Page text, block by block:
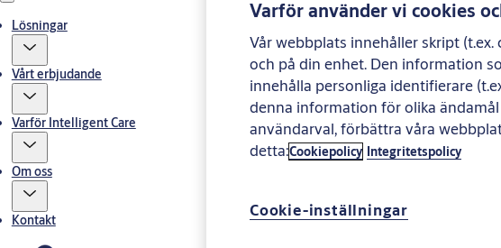
Menu
Lösningar
Vårt erbjudande
Varför Intelligent Care
Om oss
Kontakt
Varför använder vi cookies
Vår webbplats innehåller skript
och på din enhet. Den information
innehålla personliga identifierare
denna information för olika
användarval, förbättra våra
detta:Cookiepolicy Integritetspolicy
Cookie-inställningar